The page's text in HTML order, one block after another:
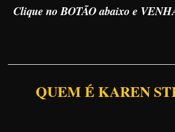
Clique no BOTÃO abaixo e
QUEM É KAREN